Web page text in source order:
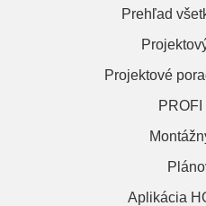
Prehľad
Projektové
Aplikácia